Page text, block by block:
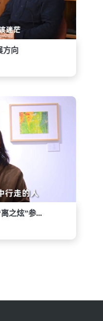
方向
之炫”参...